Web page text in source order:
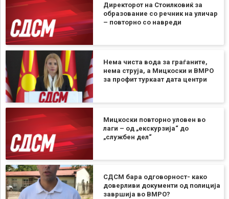
Директорот на Стоилковиќ за
образование со речник на уличар
– повторно со навреди
Нема чиста вода за граѓаните,
нема струја, а Мицкоски и ВМРО
за профит туркаат дата центри
Мицкоски повторно уловен во
лаги – од „екскурзија“ до
„службен дел“
СДСМ бара одговорност- како
доверливи документи од полиција
завршија во ВМРО?